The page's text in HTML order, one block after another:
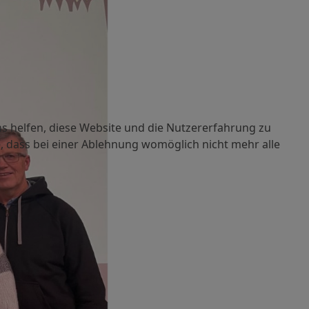
helfen, diese Website und die Nutzererfahrung zu
dass bei einer Ablehnung womöglich nicht mehr alle